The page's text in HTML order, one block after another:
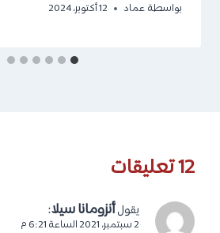
بواسطة عماد 12 أكتوبر، 2024
12 تعليقات
يقول أنزومانا سيلا:
2 سبتمبر، 2021 الساعة 6:21 م